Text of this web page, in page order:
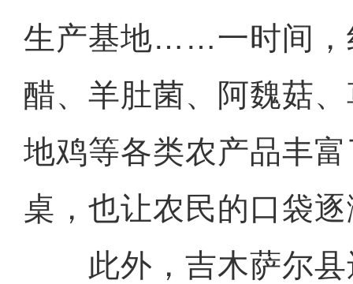
生产基地……一时间，
醋、羊肚菌、阿魏菇
地鸡等各类农产品丰
桌，也让农民的口袋
此外，吉木萨尔县